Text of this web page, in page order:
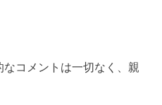
コメントは一切なく、親